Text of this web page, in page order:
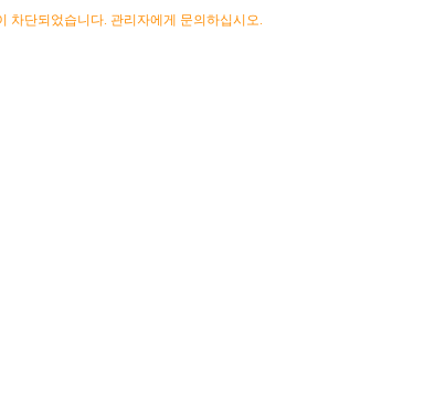
차단되었습니다. 관리자에게 문의하십시오.